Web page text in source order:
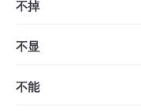
不掉
不显
不能